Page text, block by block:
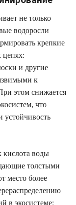
не только
водоросли
крепкие
цепях:
и другие
к
этом снижается
что
устойчивость
воды
толстыми
место более
в экосистеме: